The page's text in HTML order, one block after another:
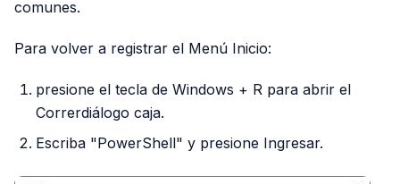
comunes.
Para volver a registrar el Menú Inicio:
presione el tecla de Windows + R para abrir el
Correrdiálogo caja.
Escriba "PowerShell" y presione Ingresar.